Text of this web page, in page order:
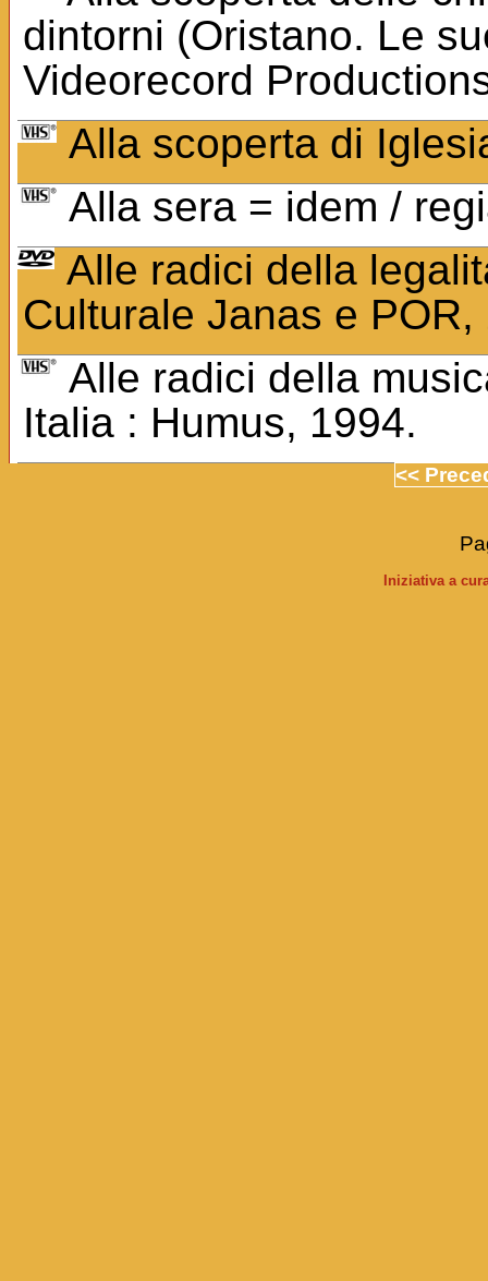
dintorni (Oristano. Le
Videorecord
Alla scoperta di
Alla sera = idem /
Alle radici della
Culturale Janas e
Alle radici della
Italia : Humus, 1994.
<<
Iniziativa a